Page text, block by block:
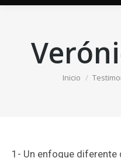
Estás aquí:
Inicio
1- Un enfoque diferente